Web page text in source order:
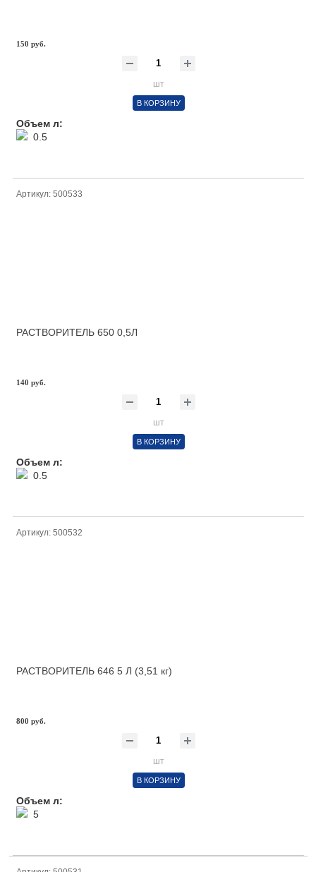
150 руб.
шт
В КОРЗИНУ
Объем л:
0.5
Артикул: 500533
РАСТВОРИТЕЛЬ 650 0,5Л
140 руб.
шт
В КОРЗИНУ
Объем л:
0.5
Артикул: 500532
РАСТВОРИТЕЛЬ 646 5 Л (3,51 кг)
800 руб.
шт
В КОРЗИНУ
Объем л:
5